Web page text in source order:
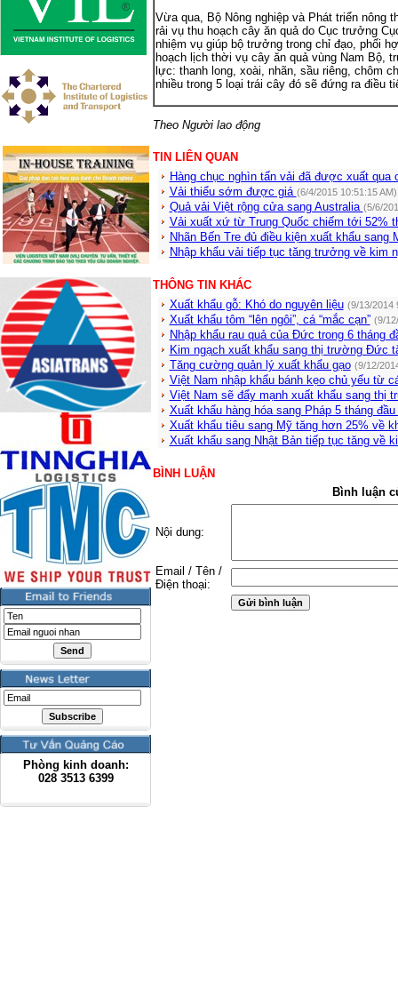
Phòng kinh doanh:
028 3513 6399
Vừa qua, Bộ Nông nghiệp và Phát triển nông
rải vụ thu hoạch cây ăn quả do Cục trưởng
nhiệm vụ giúp bộ trưởng trong chỉ đạo, phối
hoạch lịch thời vụ cây ăn quả vùng Nam Bộ,
lực: thanh long, xoài, nhãn, sầu riêng, chôm
nhiều trong 5 loại trái cây đó sẽ đứng ra
Theo Người lao động
TIN LIÊN QUAN
Hàng chục nghìn tấn vải đã được xuất qua
Vải thiểu sớm được giá (6/4/2015 10:51:15 AM)
Quả vải Việt rộng cửa sang Australia (5/6/
Vải xuất xứ từ Trung Quốc chiếm tới 52%
Nhãn Bến Tre đủ điều kiện xuất khẩu sang
Nhập khẩu vải tiếp tục tăng trưởng về kim
THÔNG TIN KHÁC
Xuất khẩu gỗ: Khó do nguyên liệu (9/13/2014
Xuất khẩu tôm “lên ngôi”, cá “mắc cạn” (9/
Nhập khẩu rau quả của Đức trong 6 tháng
Kim ngạch xuất khẩu sang thị trường Đức
Tăng cường quản lý xuất khẩu gạo (9/12/
Việt Nam nhập khẩu bánh kẹo chủ yếu từ
Việt Nam sẽ đẩy mạnh xuất khẩu sang thị
Xuất khẩu hàng hóa sang Pháp 5 tháng
Xuất khẩu tiêu sang Mỹ tăng hơn 25% về
Xuất khẩu sang Nhật Bản tiếp tục tăng về
BÌNH LUẬN
Bình luận
Nội dung:
Email / Tên /
Điện thoại: